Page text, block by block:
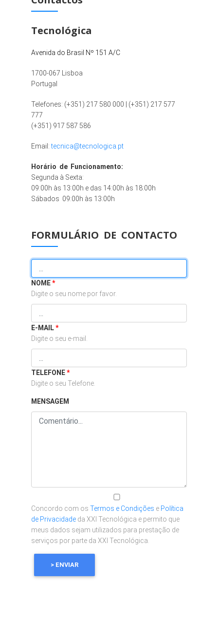
Tecnológica
Avenida do Brasil Nº 151 A/C
1700-067 Lisboa
Portugal
Telefones: (+351) 217 580 000 | (+351) 217 577
777
(+351) 917 587 586
Email:tecnica@tecnologica.pt
Horário de Funcionamento:
Segunda à Sexta:
09:00h às 13:00h e das 14:00h às 18:00h
Sábados 09:00h às 13:00h
FORMULÁRIO DE CONTACTO
NOME*
Digite o seu nome por favor.
E-MAIL*
Digite o seu e-mail.
TELEFONE*
Digite o seu Telefone.
MENSAGEM
Concordo com os Termos e Condições e Política
de Privacidade da XXI Tecnológica e permito que
meus dados sejam utilizados para prestação de
serviços por parte da XXI Tecnológica.
> ENVIAR